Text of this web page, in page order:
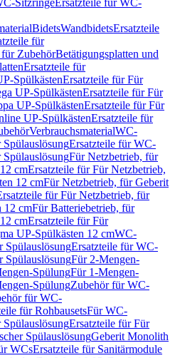
SitzringeErsatzteile für WC-
BidetsWandbidetsErsatzteile
für
ZubehörBetätigungsplatten und
Ersatzteile für
SpülkästenErsatzteile für Für
UP-SpülkästenErsatzteile für Für
UP-SpülkästenErsatzteile für Für
UP-SpülkästenErsatzteile für
VerbrauchsmaterialWC-
SpülauslösungErsatzteile für WC-
SpülauslösungFür Netzbetrieb, für
cmErsatzteile für Für Netzbetrieb,
12 cmFür Netzbetrieb, für Geberit
für Für Netzbetrieb, für
12 cmFür Batteriebetrieb, für
cmErsatzteile für Für
UP-Spülkästen 12 cmWC-
SpülauslösungErsatzteile für WC-
SpülauslösungFür 2-Mengen-
SpülungFür 1-Mengen-
SpülungZubehör für WC-
für WC-
für RohbausetsFür WC-
SpülauslösungErsatzteile für Für
SpülauslösungGeberit Monolith
WCsErsatzteile für Sanitärmodule